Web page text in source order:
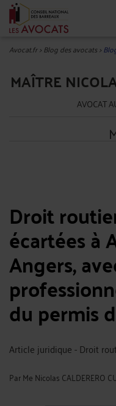
Avocat.fr>Blog des avocats>
MAÎTRE
AVOCAT
Droit
écartées à
Angers,
du permis
Article juridique - Droit
ParMe Nicolas CALDERERO